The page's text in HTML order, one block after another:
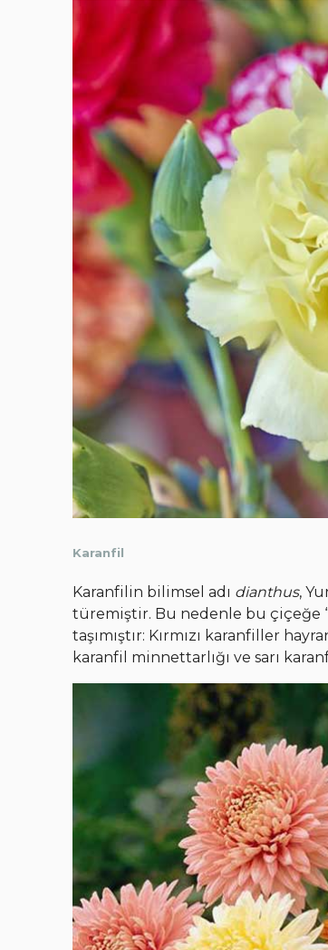
Karanfil
Karanfilin bilimsel adı dianthus,
türemiştir. Bu nedenle bu çiçeğe
taşımıştır: Kırmızı karanfiller
karanfil minnettarlığı ve sarı